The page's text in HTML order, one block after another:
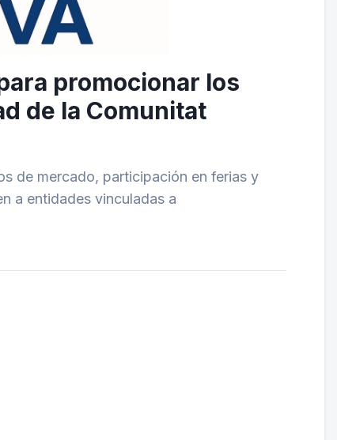
promocionar los
de la Comunitat
de mercado, participación en ferias y
a entidades vinculadas a